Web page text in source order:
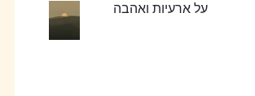
על ארעיות ואהבה